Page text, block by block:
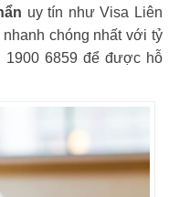
uy tín như Visa Liên
chóng nhất với tỷ
1900 6859 để được hỗ